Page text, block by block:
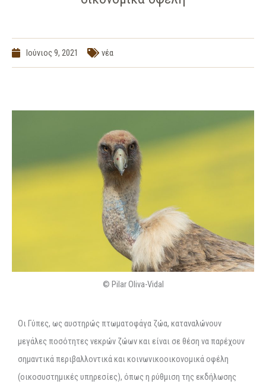
Ιούνιος 9, 2021 νέα
© Pilar Oliva-Vidal
Οι Γύπες, ως αυστηρώς πτωματοφάγα ζώα, καταναλώνουν
μεγάλες ποσότητες νεκρών ζώων και είναι σε θέση να παρέχουν
σημαντικά περιβαλλοντικά και κοινωνικοοικονομικά οφέλη
(οικοσυστημικές υπηρεσίες), όπως η ρύθμιση της εκδήλωσης